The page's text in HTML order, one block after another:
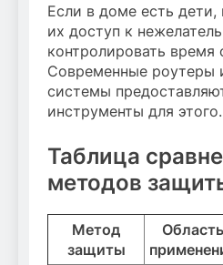
Если в доме есть дети,
их доступ к
контролировать время
Современные роутеры
системы
инструменты для этого.
Таблица
методов
Метод
защиты
Область